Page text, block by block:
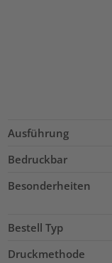
Ausführung
Bedruckbar
Besonderheiten
Bestell Typ
Druckmethode